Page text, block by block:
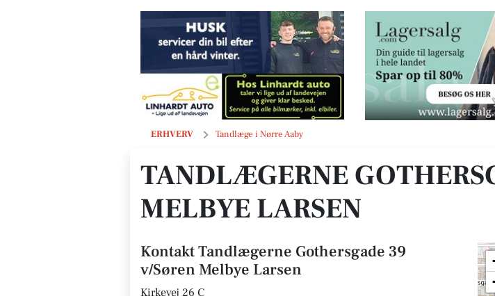
ERHVERV Tandlæge i Nørre Aaby
Tandlægerne Gothersgade 39 v/Søren Melbye Larsen
TANDLÆGERNE
MELBYE LARSEN
Kontakt Tandlægerne Gothersgade 39
v/Søren Melbye Larsen
Kirkevej 26 C